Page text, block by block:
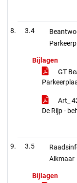
3.4
Bijlagen
GT
Art_
De Rijp -
3.5
Alkmaar
Bijlagen